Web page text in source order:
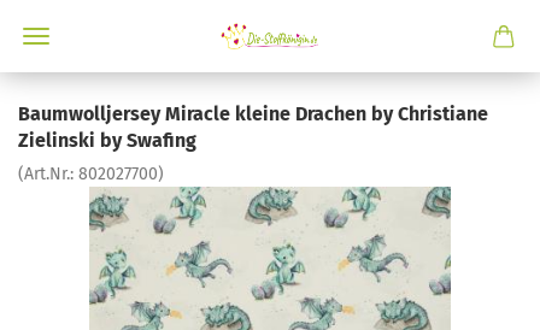
Baumwolljersey Miracle kleine Drachen by Christiane
Zielinski by Swafing
(Art.Nr.: 802027700)